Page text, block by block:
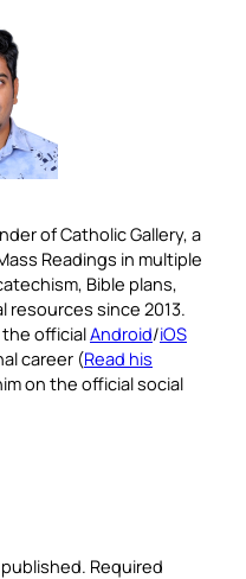
of Catholic Gallery, a
Readings in multiple
Bible plans,
since 2013.
officialAndroid/iOS
career (Read his
on the official social
Required